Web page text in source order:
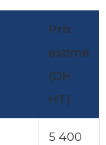
Prix
estimé
(DH
HT)
5 400